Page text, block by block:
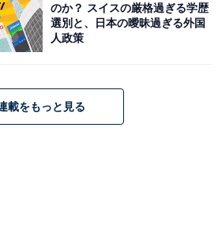
ふれるフレンチ液の甘さとバター
た、甘じょっぱい味わいも癖に
のか？ スイスの厳格過ぎる学歴
選別と、日本の曖昧過ぎる外国
人政策
載をもっと見る